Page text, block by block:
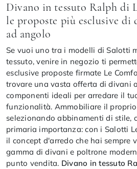
Divano in tessuto Ralph di
le proposte più esclusive di
ad angolo
Se vuoi uno tra i modelli di Salotti
tessuto, venire in negozio ti
esclusive proposte firmate Le
trovare una vasta offerta di divani
componenti ideali per arredare il
funzionalità. Ammobiliare il
selezionando abbinamenti di stile,
primaria importanza: con i Salotti
il concept d'arredo che hai sempre
gamma di divani e poltrone
punto vendita. Divano in tessuto